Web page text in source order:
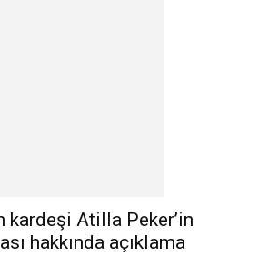
kardeşi Atilla Peker’in
hakkında açıklama